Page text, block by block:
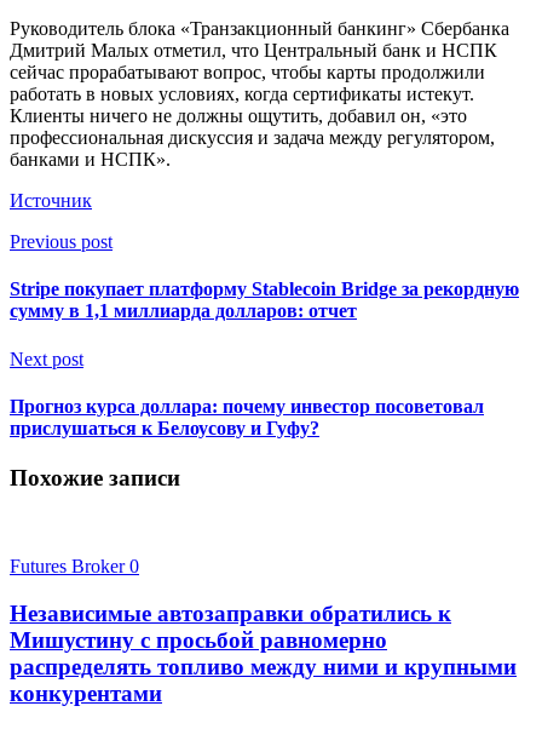
Руководитель блока «Транзакционный банкинг» Сбербанка
Дмитрий Малых отметил, что Центральный банк и НСПК
сейчас прорабатывают вопрос, чтобы карты продолжили
работать в новых условиях, когда сертификаты истекут.
Клиенты ничего не должны ощутить, добавил он, «это
профессиональная дискуссия и задача между регулятором,
банками и НСПК».
Источник
Previous post
Stripe покупает платформу Stablecoin Bridge за рекордную
сумму в 1,1 миллиарда долларов: отчет
Next post
Прогноз курса доллара: почему инвестор посоветовал
прислушаться к Белоусову и Гуфу?
Похожие записи
Futures Broker0
Независимые автозаправки обратились к
Мишустину с просьбой равномерно
распределять топливо между ними и крупными
конкурентами